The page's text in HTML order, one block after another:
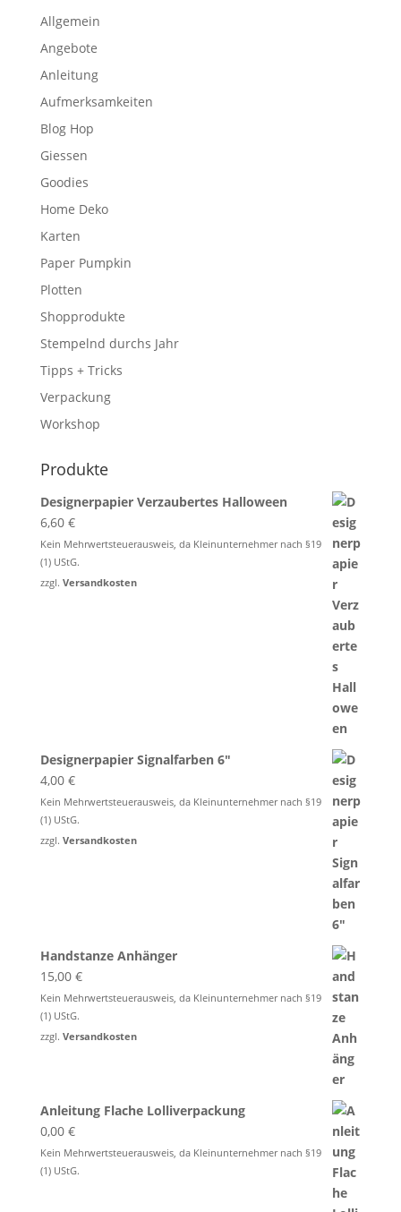
Allgemein
Angebote
Anleitung
Aufmerksamkeiten
Blog Hop
Giessen
Goodies
Home Deko
Karten
Paper Pumpkin
Plotten
Shopprodukte
Stempelnd durchs Jahr
Tipps + Tricks
Verpackung
Workshop
Produkte
Designerpapier Verzaubertes Halloween
6,60 €
Kein Mehrwertsteuerausweis, da Kleinunternehmer nach §19
(1) UStG.
zzgl. Versandkosten
Designerpapier Signalfarben 6"
4,00 €
Kein Mehrwertsteuerausweis, da Kleinunternehmer nach §19
(1) UStG.
zzgl. Versandkosten
Handstanze Anhänger
15,00 €
Kein Mehrwertsteuerausweis, da Kleinunternehmer nach §19
(1) UStG.
zzgl. Versandkosten
Anleitung Flache Lolliverpackung
0,00 €
Kein Mehrwertsteuerausweis, da Kleinunternehmer nach §19
(1) UStG.